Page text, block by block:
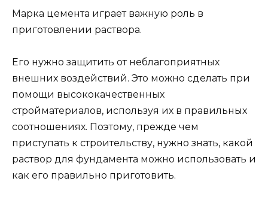
Марка цемента играет важную роль в
приготовлении раствора.
Его нужно защитить от неблагоприятных
внешних воздействий. Это можно сделать при
помощи высококачественных
стройматериалов, используя их в правильных
соотношениях. Поэтому, прежде чем
приступать к строительству, нужно знать, какой
раствор для фундамента можно использовать и
как его правильно приготовить.